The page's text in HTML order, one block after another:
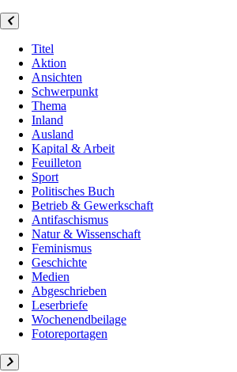
Titel
Aktion
Ansichten
Schwerpunkt
Thema
Inland
Ausland
Kapital & Arbeit
Feuilleton
Sport
Politisches Buch
Betrieb & Gewerkschaft
Antifaschismus
Natur & Wissenschaft
Feminismus
Geschichte
Medien
Abgeschrieben
Leserbriefe
Wochenendbeilage
Fotoreportagen